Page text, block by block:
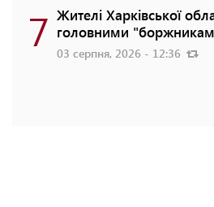
7 Жителі Харківської
головними
03 серпня, 2026 - 12:36